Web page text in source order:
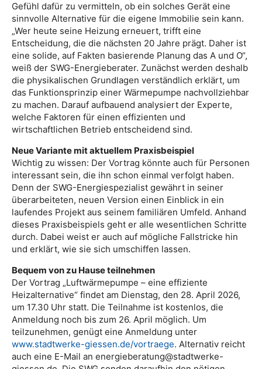
Gefühl dafür zu vermitteln, ob ein solches Gerät eine
sinnvolle Alternative für die eigene Immobilie sein kann.
„Wer heute seine Heizung erneuert, trifft eine
Entscheidung, die die nächsten 20 Jahre prägt. Daher ist
eine solide, auf Fakten basierende Planung das A und O“,
weiß der SWG-Energieberater. Zunächst werden deshalb
die physikalischen Grundlagen verständlich erklärt, um
das Funktionsprinzip einer Wärmepumpe nachvollziehbar
zu machen. Darauf aufbauend analysiert der Experte,
welche Faktoren für einen effizienten und
wirtschaftlichen Betrieb entscheidend sind.
Neue Variante mit aktuellem Praxisbeispiel
Wichtig zu wissen: Der Vortrag könnte auch für Personen
interessant sein, die ihn schon einmal verfolgt haben.
Denn der SWG-Energiespezialist gewährt in seiner
überarbeiteten, neuen Version einen Einblick in ein
laufendes Projekt aus seinem familiären Umfeld. Anhand
dieses Praxisbeispiels geht er alle wesentlichen Schritte
durch. Dabei weist er auch auf mögliche Fallstricke hin
und erklärt, wie sie sich umschiffen lassen.
Bequem von zu Hause teilnehmen
Der Vortrag „Luftwärmepumpe – eine effiziente
Heizalternative“ findet am Dienstag, den 28. April 2026,
um 17.30 Uhr statt. Die Teilnahme ist kostenlos, die
Anmeldung noch bis zum 26. April möglich. Um
teilzunehmen, genügt eine Anmeldung unter
www.stadtwerke-giessen.de/vortraege. Alternativ reicht
auch eine E-Mail an energieberatung@stadtwerke-